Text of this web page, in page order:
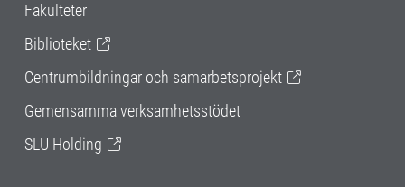
Fakulteter
Biblioteket
Centrumbildningar och samarbetsprojekt
Gemensamma verksamhetsstödet
SLU Holding